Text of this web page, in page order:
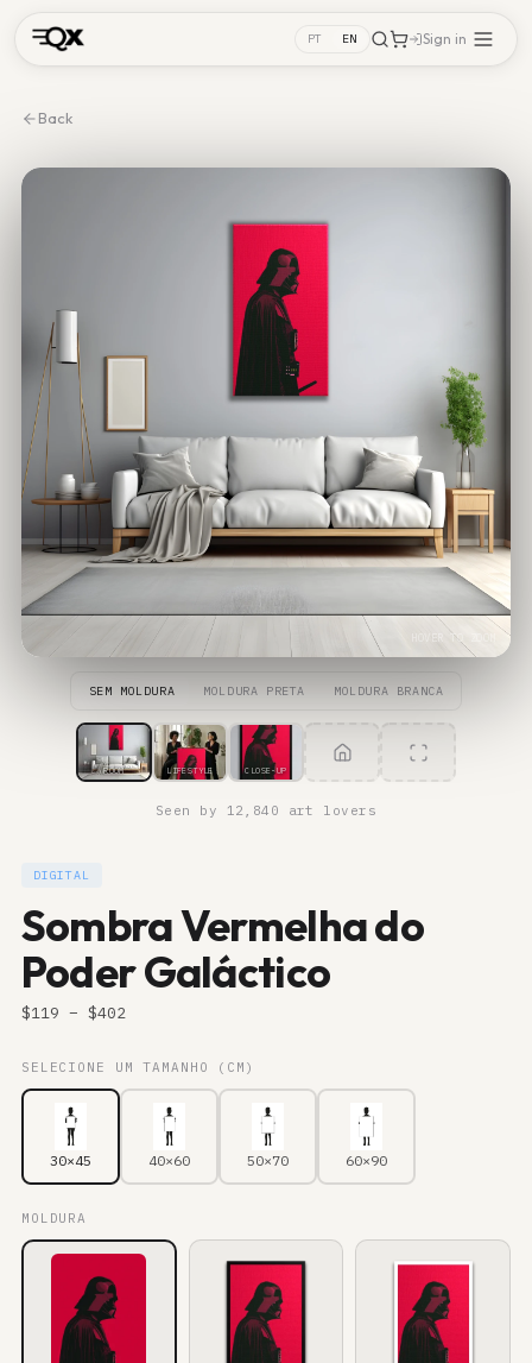
PT EN Sign in
Back
HOVER TO ZOOM
SEM MOLDURA MOLDURA PRETA MOLDURA BRANCA
ROOM LIFESTYLE CLOSE-UP
Seen by 12,840 art lovers
DIGITAL
Sombra Vermelha do
Poder Galáctico
$119 – $402
SELECIONE UM TAMANHO (CM)
30×45 40×60 50×70 60×90
MOLDURA